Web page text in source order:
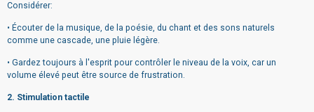
Considérer:
• Écouter de la musique, de la poésie, du chant et des sons naturels
comme une cascade, une pluie légère.
• Gardez toujours à l'esprit pour contrôler le niveau de la voix, car un
volume élevé peut être source de frustration.
2. Stimulation tactile